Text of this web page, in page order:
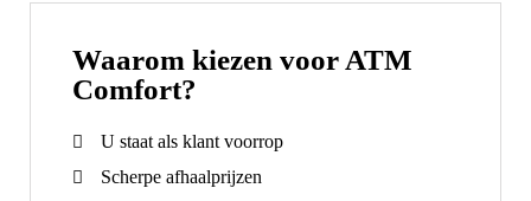
Waarom kiezen voor ATM
Comfort?
U staat als klant voorrop
Scherpe afhaalprijzen